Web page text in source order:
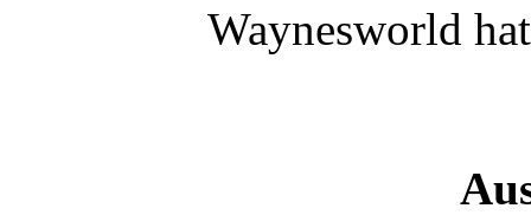
Waynesworld